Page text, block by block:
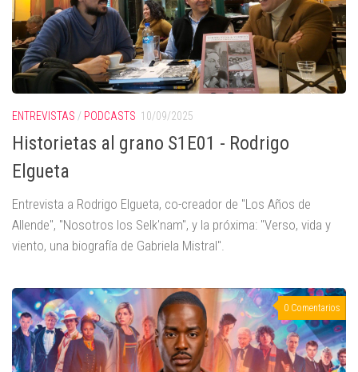
ENTREVISTAS / PODCASTS 10/09/2025
Historietas al grano S1E01 - Rodrigo
Elgueta
Entrevista a Rodrigo Elgueta, co-creador de "Los Años de
Allende", "Nosotros los Selk'nam", y la próxima: "Verso, vida y
viento, una biografía de Gabriela Mistral".
0 Comentarios